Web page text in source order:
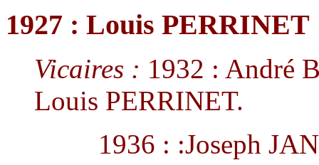
1927 : Louis PERRINET
Vicaires : 1932 : André
Louis PERRINET.
1936 : :Joseph